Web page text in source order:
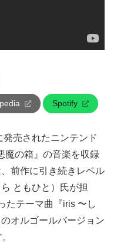
売されたニンテンド
魔の箱』の音楽を収録
前作に引き続きレベル
ともひと）氏が担
たテーマ曲『iris 〜し
オルゴールバージョン
Spotify